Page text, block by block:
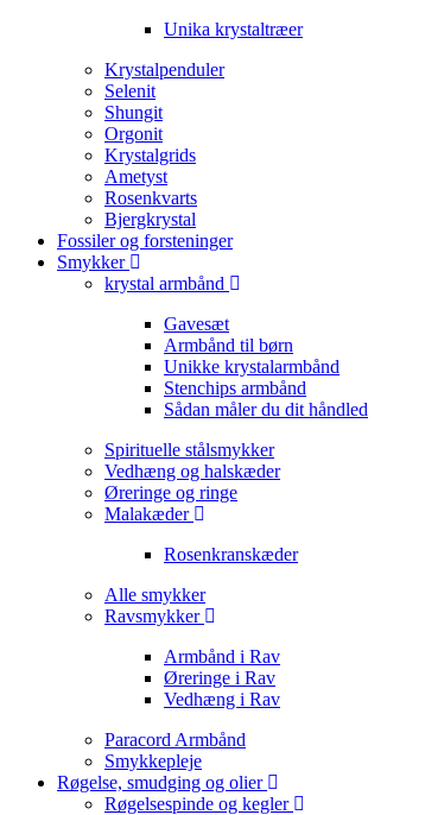
Unika krystaltræer
Krystalpenduler
Selenit
Shungit
Orgonit
Krystalgrids
Ametyst
Rosenkvarts
Bjergkrystal
Fossiler og forsteninger
Smykker
krystal armbånd
Gavesæt
Armbånd til børn
Unikke krystalarmbånd
Stenchips armbånd
Sådan måler du dit håndled
Spirituelle stålsmykker
Vedhæng og halskæder
Øreringe og ringe
Malakæder
Rosenkranskæder
Alle smykker
Ravsmykker
Armbånd i Rav
Øreringe i Rav
Vedhæng i Rav
Paracord Armbånd
Smykkepleje
Røgelse, smudging og olier
Røgelsespinde og kegler